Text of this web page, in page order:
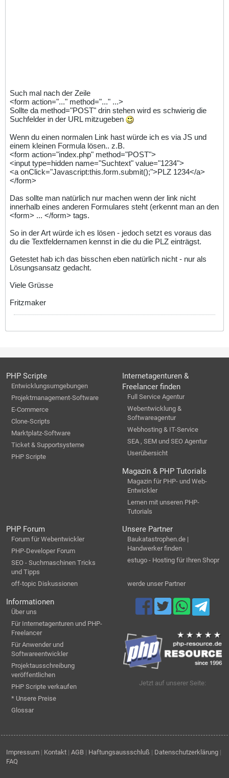
Such mal nach der Zeile
<form action="..." method="..." ...>
Sollte da method="POST" drin stehen wird es schwierig die
Suchfelder in der URL mitzugeben
Wenn du einen normalen Link hast würde ich es via JS und
einem kleinen Formula lösen.. z.B.
<form action="index.php" method="POST">
<input type=hidden name="Suchtext" value="1234">
<a onClick="Javascript:this.form.submit();">PLZ 1234</a>
</form>
Das sollte man natürlich nur machen wenn der link nicht
innerhalb eines anderen Formulares steht (erkennt man an den
<form> ... </form> tags.
So in der Art würde ich es lösen - jedoch setzt es voraus das
du die Textfeldernamen kennst in die du die PLZ einträgst.
Getestet hab ich das bisschen eben natürlich nicht - nur als
Lösungsansatz gedacht.
Viele Grüsse
Fritzmaker
PHP Scripte
Entwicklungsumgebungen
Projektmanagement-Software
E-Commerce
Clone-Scripts
Marktplatz-Software
Ticket & Supportsysteme
PHP Scripte
Internetagenturen &
Freelancer finden
Full Service Agentur
Webentwicklung &
Softwareagentur
Webhosting & IT-Service
SEA , SEM und SEO Agentur
Userübersicht
Magazin & PHP Tutorials
Magazin für PHP- und Web-
Entwickler
Lernen mit unseren PHP-
Tutorials
PHP Forum
Forum für Webentwickler
PHP-Developer Forum
SEO - Suchmaschinen Tricks
und Tipps
off-topic Diskussionen
Unsere Partner
Baukatastrophen.de |
Handwerker finden
estugo - Hosting für Ihren Shopr
werde unser Partner
Informationen
Über uns
Für Internetagenturen und PHP-
Freelancer
Für Anwender und
Softwareentwickler
Projektausschreibung
veröffentlichen
PHP Scripte verkaufen
* Unsere Preise
Glossar
Jetzt auf unserer Seite:
Impressum | Kontakt | AGB | Haftungsaussschluß | Datenschutzerklärung |
FAQ